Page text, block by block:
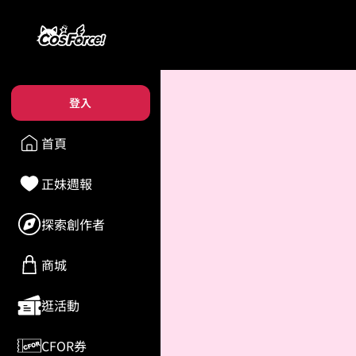
首頁
正妹週報
商城
逛活動
登入
探索創作者
CFOR券